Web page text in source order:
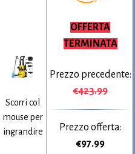
Scorri col
mouse per
ingrandire
OFFERTA
TERMINATA
Prezzo precedente:
€423.99
Prezzo offerta:
€97.99